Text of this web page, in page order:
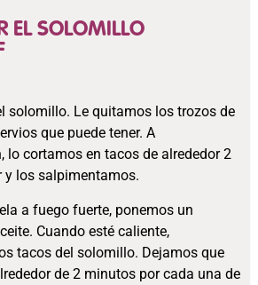
EL SOLOMILLO
solomillo. Le quitamos los trozos de
que puede tener. A
lo cortamos en tacos de alrededor 2
y los salpimentamos.
a fuego fuerte, ponemos un
Cuando esté caliente,
tacos del solomillo. Dejamos que
de 2 minutos por cada una de